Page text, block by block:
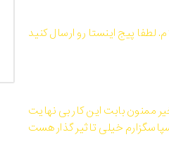
لطفا پیج اینستا رو ارسال کنید
ممنون بابت این کار بی نهایت
خیلی تاثیر گذار هست